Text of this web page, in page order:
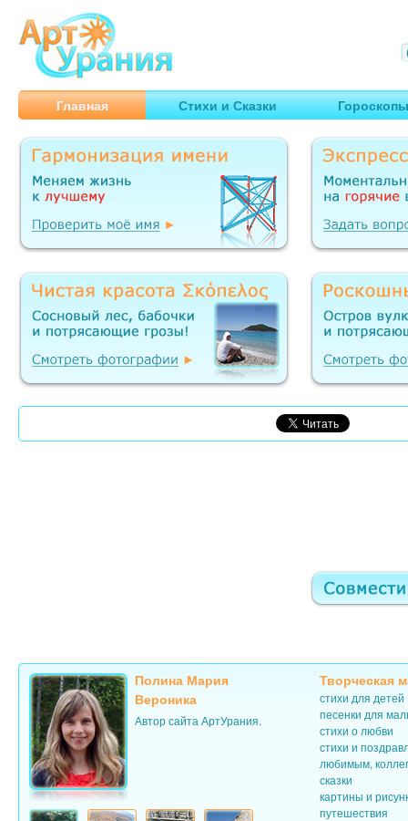
АртУрания
Умные гороскопы, творчество, путешествия
Главная Стихи и Сказки Гороскопы
Полина Мария
Вероника
Автор сайта АртУрания.
Творческая
стихи для детей
песенки для
стихи о любви
стихи и
любимым,
сказки
картины и
путешествия